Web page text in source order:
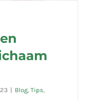
| Blog Tips